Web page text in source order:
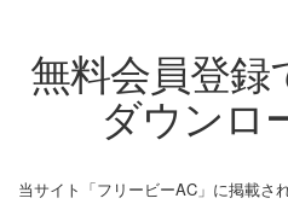
無料会員登
ダウンロ
当サイト「フリービーAC」に掲載さ